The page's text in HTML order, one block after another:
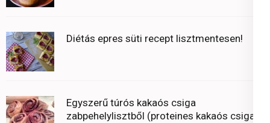
Diétás epres süti recept lisztmentesen!
Egyszerű túrós kakaós csiga
zabpehelylisztből (proteines kakaós csiga)